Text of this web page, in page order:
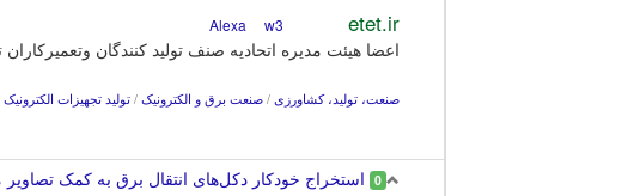
etet.ir
w3
اعضا هیئت مدیره اتحادیه صنف تولید کنندگان وتعمیرکاران
صنعت، تولید، کشاورزی / صنعت برق و الکترونیک / تولید تجهیزات الکترونیک
0 استخراج خودکار دکل‌های انتقال برق به کمک